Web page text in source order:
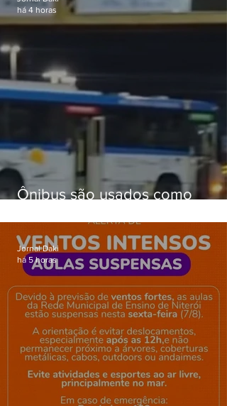
Ônibus são usados como
Gardênia Azul
há 4 horas
Jornal Daki
há 5 horas